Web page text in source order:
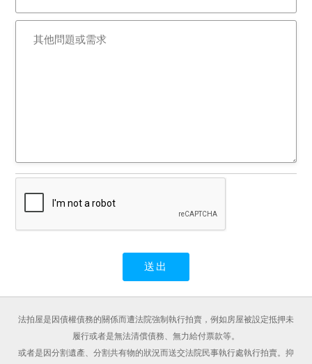
法拍屋是因債權債務的關係而遭法院強制執行拍賣，例如房屋被設定抵押未
履行或者是無法清償債務、無力給付票款等。
或者是因分割遺產、分割共有物的狀況而送交法院民事執行處執行拍賣。抑